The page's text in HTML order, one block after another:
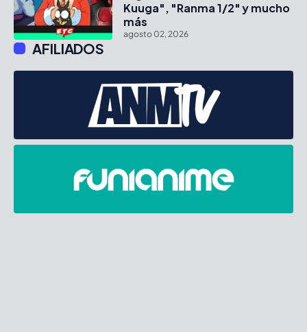
Kuuga", "Ranma 1/2" y mucho
más
agosto 02, 2026
AFILIADOS